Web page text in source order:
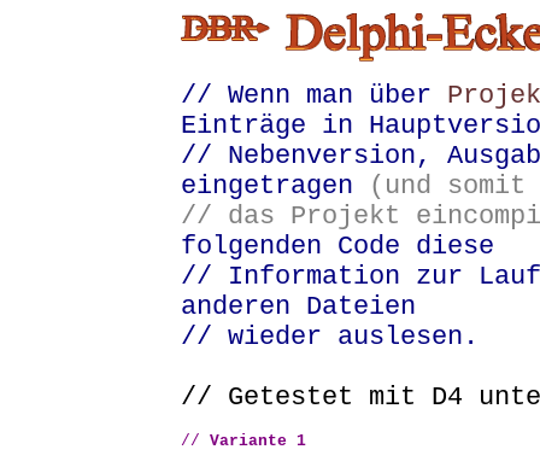
// Wenn man über
Einträge in
// Nebenversion,
eingetragen
(und
// das Projekt
folgenden Code diese
// Information zur
anderen Dateien
// wieder auslesen.
// Getestet mit D4
// Variante 1